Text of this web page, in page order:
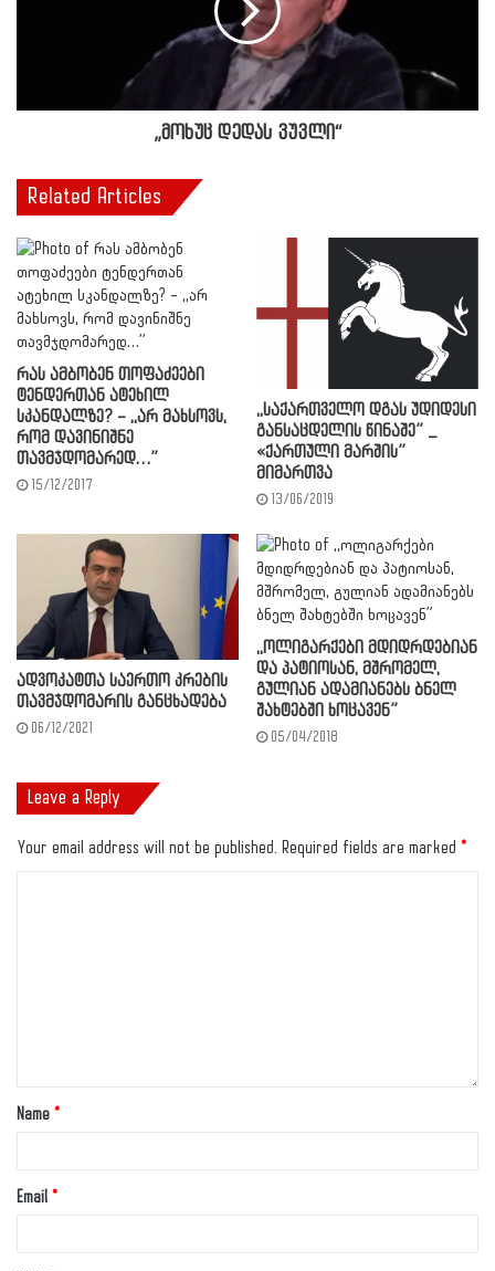
„მოხუც დედას ვუვლი“
Related Articles
რას ამბობენ თოფაძეები
ტენდერთან ატეხილ
სკანდალზე? – ,,არ მახსოვს,
რომ დავინიშნე
თავმჯდომარედ…”
15/12/2017
,,საქართველო დგას უდიდესი
განსაცდელის წინაშე” _
«ქართული მარშის”
მიმართვა
13/06/2019
ადვოკატთა საერთო კრების
თავმჯდომარის განცხადება
06/12/2021
,,ოლიგარქები მდიდრდებიან
და პატიოსან, მშრომელ,
გულიან ადამიანებს ბნელ
შახტებში ხოცავენ”
05/04/2018
Leave a Reply
Your email address will not be published. Required fields are marked *
Name *
Email *